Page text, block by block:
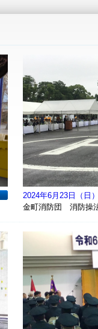
2024年6月23日（日
金町消防団 消防操